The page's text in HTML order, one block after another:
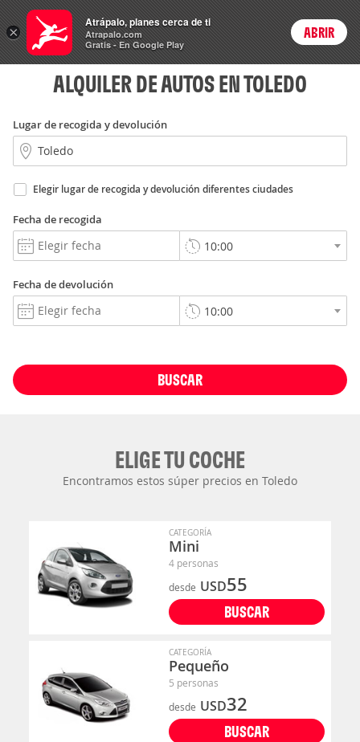
Rent
a Car Login
ALQUILER DE AUTOS EN TOLEDO
Lugar de recogida y devolución
Elegir lugar de recogida y devolución diferentes ciudades
Fecha de recogida
Fecha de devolución
BUSCAR
ELIGE TU COCHE
Encontramos estos súper precios en Toledo
CATEGORÍA
Mini
4 personas
desde USD55
BUSCAR
CATEGORÍA
Pequeño
5 personas
desde USD32
BUSCAR
×
Atrápalo, planes cerca de ti
Atrapalo.com
Gratis - En Google Play
ABRIR